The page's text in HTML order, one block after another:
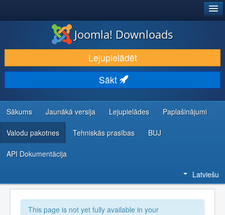
LEJUPIELĀDĒT UN PAPLAŠINĀT
ATKLĀJ UN IEMĀCIES
KOPIENA UN ATBALSTS
IZSTRĀDĀTĀJU RESURSI
Joomla! Downloads
Lejupielādēt
Sākt
Sākums Jaunākā versija Lejupielādes Paplašinājumi
Valodu pakotnes Tehniskās prasības BUJ
API Dokumentācija
Latviešu
This page is not yet fully available in your